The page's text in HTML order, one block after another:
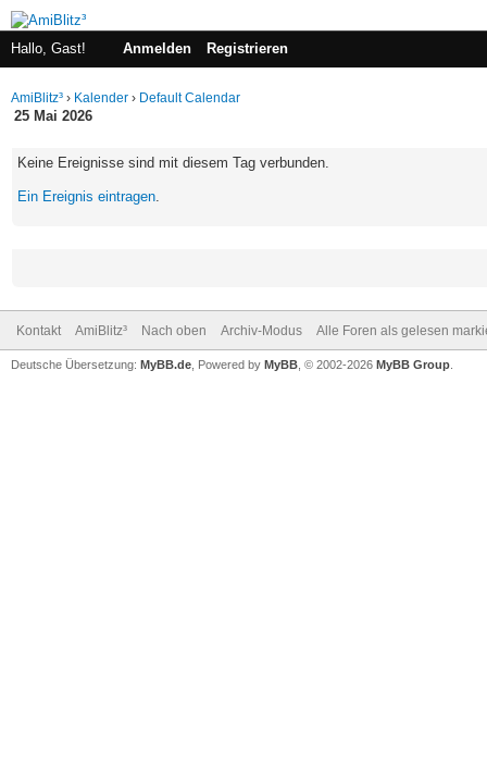
Hallo, Gast! Anmelden Registrieren
AmiBlitz³ › Kalender › Default Calendar
25 Mai 2026
Keine Ereignisse sind mit diesem Tag verbunden.
Ein Ereignis eintragen.
Kontakt AmiBlitz³ Nach oben Archiv-Modus Alle Foren als gelesen
Deutsche Übersetzung: MyBB.de , Powered by MyBB , © 2002-2026 MyBB Group